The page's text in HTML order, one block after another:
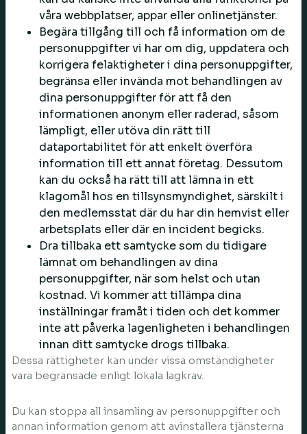
våra webbplatser, appar eller onlinetjänster.
Begära tillgång till och få information om de
personuppgifter vi har om dig, uppdatera och
korrigera felaktigheter i dina personuppgifter,
begränsa eller invända mot behandlingen av
dina personuppgifter för att få den
informationen anonym eller raderad, såsom
lämpligt, eller utöva din rätt till
dataportabilitet för att enkelt överföra
information till ett annat företag. Dessutom
kan du också ha rätt till att lämna in ett
klagomål hos en tillsynsmyndighet, särskilt i
den medlemsstat där du har din hemvist eller
arbetsplats eller där en incident begicks.
Dra tillbaka ett samtycke som du tidigare
lämnat om behandlingen av dina
personuppgifter, när som helst och utan
kostnad. Vi kommer att tillämpa dina
inställningar framåt i tiden och det kommer
inte att påverka lagenligheten i behandlingen
innan ditt samtycke drogs tillbaka.
Dessa rättigheter kan under vissa omständigheter
vara begränsade enligt lokala lagkrav.
Du kan stoppa all insamling av personuppgifter och
annan information genom att avinstallera tjänsterna